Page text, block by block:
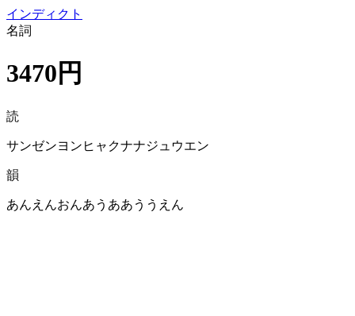
インディクト
名詞
3470円
読
サンゼンヨンヒャクナナジュウエン
韻
あんえんおんあうああううえん